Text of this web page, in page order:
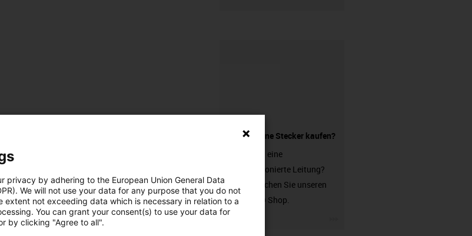
Leitung ohne Stecker kaufen?
Sie suchen eine
unkonfektionierte Leitung?
Dann besuchen Sie unseren
chainflex® Shop.
privacy by adhering to the European Union General Data
We will not use your data for any purpose that you do not
extent not exceeding data which is necessary in relation to a
You can grant your consent(s) to use your data for
by clicking "Agree to all".